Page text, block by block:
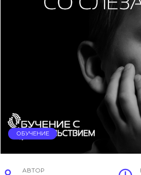
ОБУЧЕНИЕ
АВТОР